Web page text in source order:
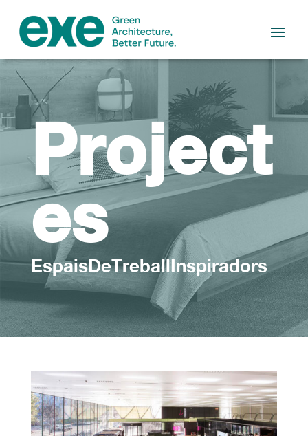
Project
es
EspaisDeTreballInspiradors